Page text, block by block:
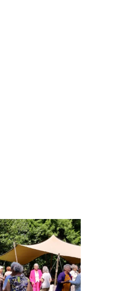
Over ons
Nieuwsbrief
Doneren